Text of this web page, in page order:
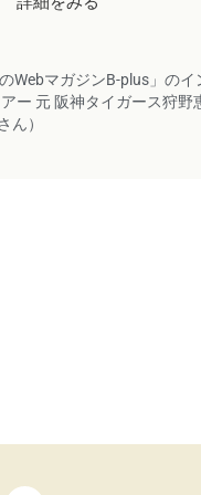
WebマガジンB-plus」のイ
ー 元 阪神タイガース狩野
ん）